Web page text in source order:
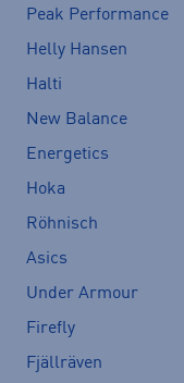
Peak Performance
Helly Hansen
Halti
New Balance
Energetics
Hoka
Röhnisch
Asics
Under Armour
Firefly
Fjällräven